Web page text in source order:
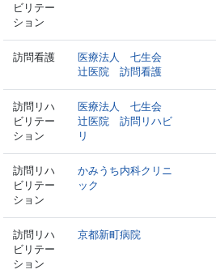
ビリテー
ション
訪問看護
医療法人 七生会
辻医院 訪問看護
訪問リハ
ビリテー
ション
医療法人 七生会
辻医院 訪問リハビ
リ
訪問リハ
ビリテー
ション
かみうち内科クリニ
ック
訪問リハ
ビリテー
ション
京都新町病院